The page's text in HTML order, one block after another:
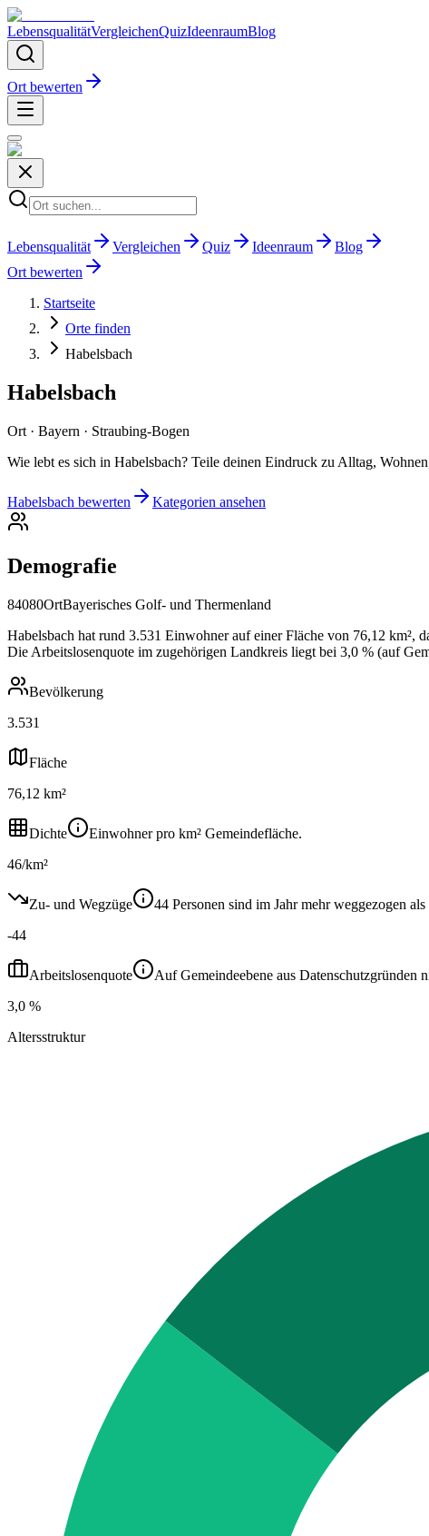
LebensqualitätVergleichenQuizIdeenraumBlog
Ort bewerten
Lebensqualität Vergleichen Quiz Ideenraum
Blog
Ort bewerten
Startseite
Orte finden
Habelsbach
Habelsbach
Ort · Bayern · Straubing-Bogen
Wie lebt es sich in Habelsbach? Teile deinen Eindruck zu Alltag,
Habelsbach bewerten Kategorien ansehen
Demografie
84080OrtBayerisches Golf- und Thermenland
Habelsbach hat rund 3.531 Einwohner auf einer Fläche von 76,12 km²,
Die Arbeitslosenquote im zugehörigen Landkreis liegt bei 3,0 % (auf
Bevölkerung
3.531
Fläche
76,12 km²
Dichte
Einwohner pro km² Gemeindefläche.
46/km²
Zu- und Wegzüge
44 Personen sind im Jahr mehr weggezogen
-44
Arbeitslosenquote
Auf Gemeindeebene aus
3,0 %
Altersstruktur